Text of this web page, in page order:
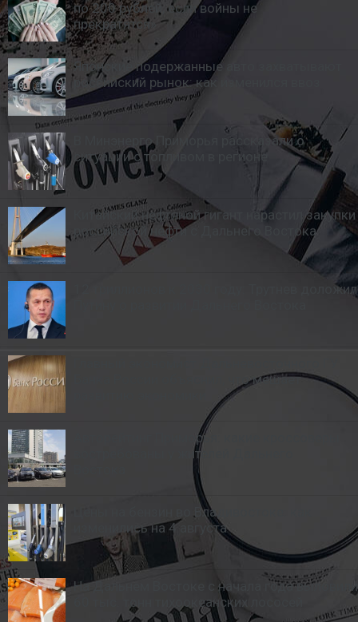
по 200 рублей, если войны не
прекратятся»
Японские подержанные авто захватывают
российский рынок: как изменился ввоз
В Минэнерго Приморья рассказали о
ситуации с топливом в регионе
Китайский нефтяной гигант нарастил закупки
российской нефти с Дальнего Востока
12 триллионов к 2030 году: Трутнев доложил
Банка России объяснил, что мешает
Авторейтинг Приморья: какие кроссоверы
востребованы у жителей Дальнего
Цены на бензин во Владивостоке: как
изменились на 4 августа
На Дальнем Востоке с начала года выловили
60 тыс. тонн тихоокеанских лососей